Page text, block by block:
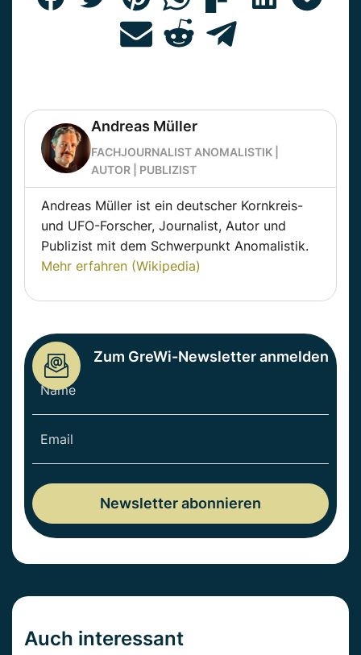
Andreas Müller
FACHJOURNALIST ANOMALISTIK |
AUTOR | PUBLIZIST
Andreas Müller ist ein deutscher Kornkreis-
und UFO-Forscher, Journalist, Autor und
Publizist mit dem Schwerpunkt Anomalistik.
Mehr erfahren (Wikipedia)
Zum GreWi-Newsletter anmelden
Auch interessant